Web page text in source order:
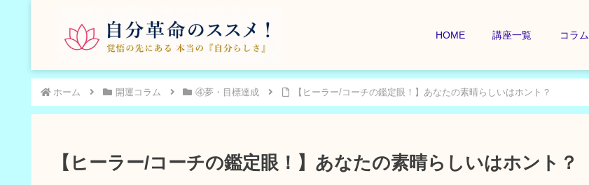
HOME 講座一覧 コラム
ホーム 開運コラム ④夢・目標達成 【ヒーラー/コーチの鑑定眼！】あなたの素晴らしいはホント？
【ヒーラー/コーチの鑑定眼！】あなたの素晴らしいはホント？